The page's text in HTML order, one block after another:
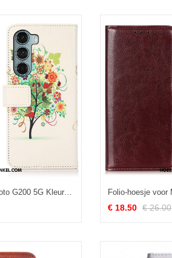
Leren Hoesje voor Moto G200 5G Kleurrijke Boom
€ 18.50 € 26.00